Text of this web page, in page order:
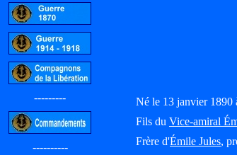
---------
----------
Né le 13 janvier 1890
Fils du Vice-amiral
Frère d'Émile Jules,